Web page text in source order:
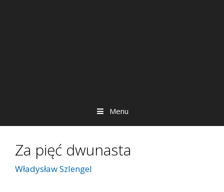
Menu
Za pięć dwunasta
Władysław Szlengel